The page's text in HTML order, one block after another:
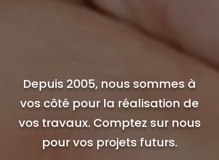
Depuis 2005, nous sommes à
vos côté pour la réalisation de
vos travaux. Comptez sur nous
pour vos projets futurs.